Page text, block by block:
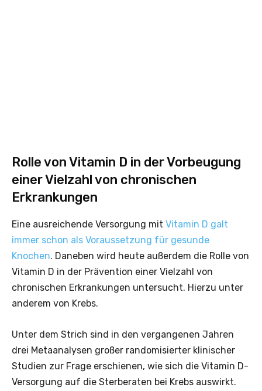
Rolle von Vitamin D in der Vorbeugung
einer Vielzahl von chronischen
Erkrankungen
Eine ausreichende Versorgung mit Vitamin D galt
immer schon als Voraussetzung für gesunde
Knochen. Daneben wird heute außerdem die Rolle von
Vitamin D in der Prävention einer Vielzahl von
chronischen Erkrankungen untersucht. Hierzu unter
anderem von Krebs.
Unter dem Strich sind in den vergangenen Jahren
drei Metaanalysen großer randomisierter klinischer
Studien zur Frage erschienen, wie sich die Vitamin D-
Versorgung auf die Sterberaten bei Krebs auswirkt.